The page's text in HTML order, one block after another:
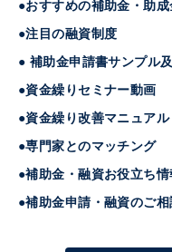
●おすすめの補助金・助成
●注目の融資制度
● 補助金申請書サンプル
●資金繰りセミナー動画
●資金繰り改善マニュアル
●専門家とのマッチング
●補助金・融資お役立ち情
●補助金申請・融資のご相